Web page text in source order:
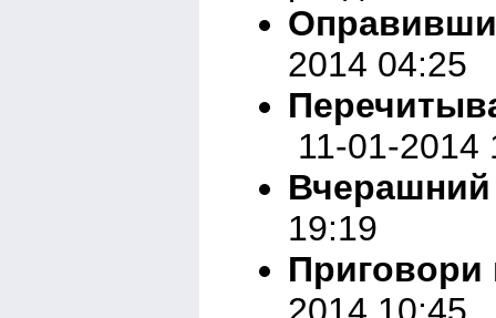
2014 04:25
11-01-2014
Вчерашний
19:19
Приговори
2014 10:45